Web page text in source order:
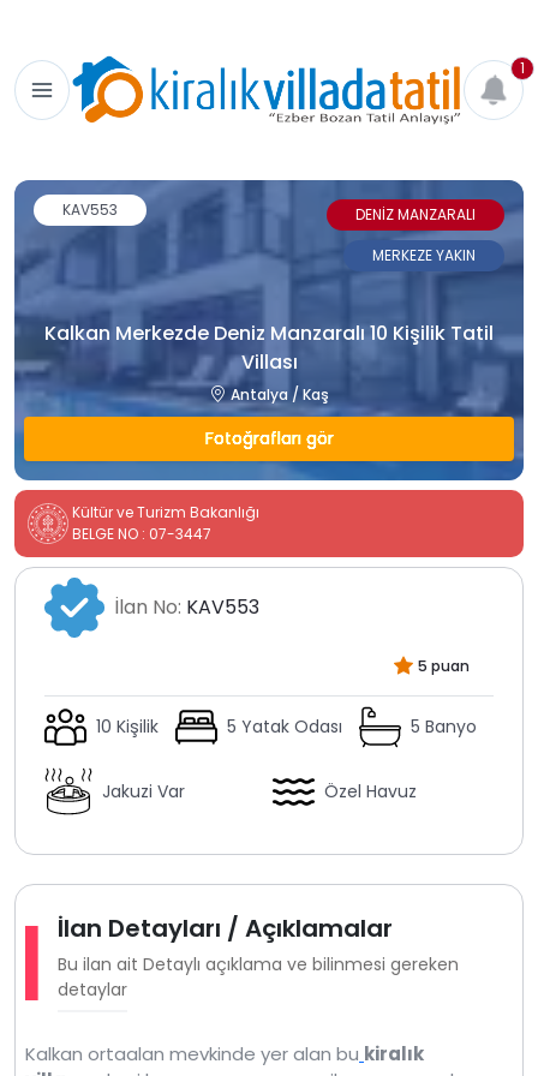
1
Kalkan Merkezde Deniz Manzaralı 10 Kişilik Tatil
Villası
Antalya / Kaş
Fotoğrafları gör
KAV553
DENİZ MANZARALI
MERKEZE YAKIN
Kültür ve Turizm Bakanlığı
BELGE NO : 07-3447
İlan No: KAV553
5 puan
10 Kişilik 5 Yatak Odası 5 Banyo
Jakuzi Var Özel Havuz
İlan Detayları / Açıklamalar
Bu ilan ait Detaylı açıklama ve bilinmesi gereken
detaylar
Kalkan ortaalan mevkinde yer alan bu kiralık